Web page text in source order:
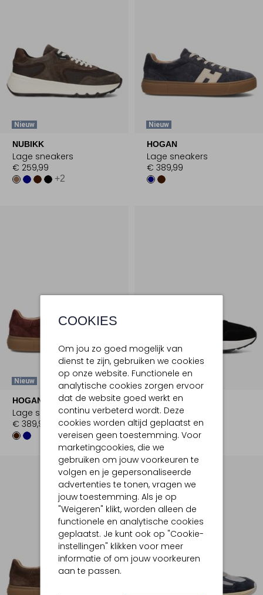
COOKIES
Om jou zo goed mogelijk van
dienst te zijn, gebruiken we cookies
op onze website. Functionele en
analytische cookies zorgen ervoor
dat de website goed werkt en
continu verbeterd wordt. Deze
cookies worden altijd geplaatst en
vereisen geen toestemming. Voor
marketingcookies, die we
gebruiken om jouw voorkeuren te
volgen en je gepersonaliseerde
advertenties te tonen, vragen we
jouw toestemming. Als je op
"Weigeren" klikt, worden alleen de
functionele en analytische cookies
geplaatst. Je kunt ook op "Cookie-
instellingen" klikken voor meer
informatie of om jouw voorkeuren
aan te passen.
Nieuw
NUBIKK
Lage sneakers
€ 259,99
+2
Nieuw
HOGAN
Lage sneakers
€ 389,99
Nieuw
HOGAN
Lage sneakers
€ 389,99
XSENSIBLE
Lage sneakers
€ 259,99